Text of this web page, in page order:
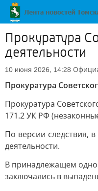
Прокуратура
деятельности
10 июня 2026, 14:28
Прокуратура
Прокуратура
171.2 УК РФ
По версии следствия,
деятельности.
В принадлежащем
заключались в